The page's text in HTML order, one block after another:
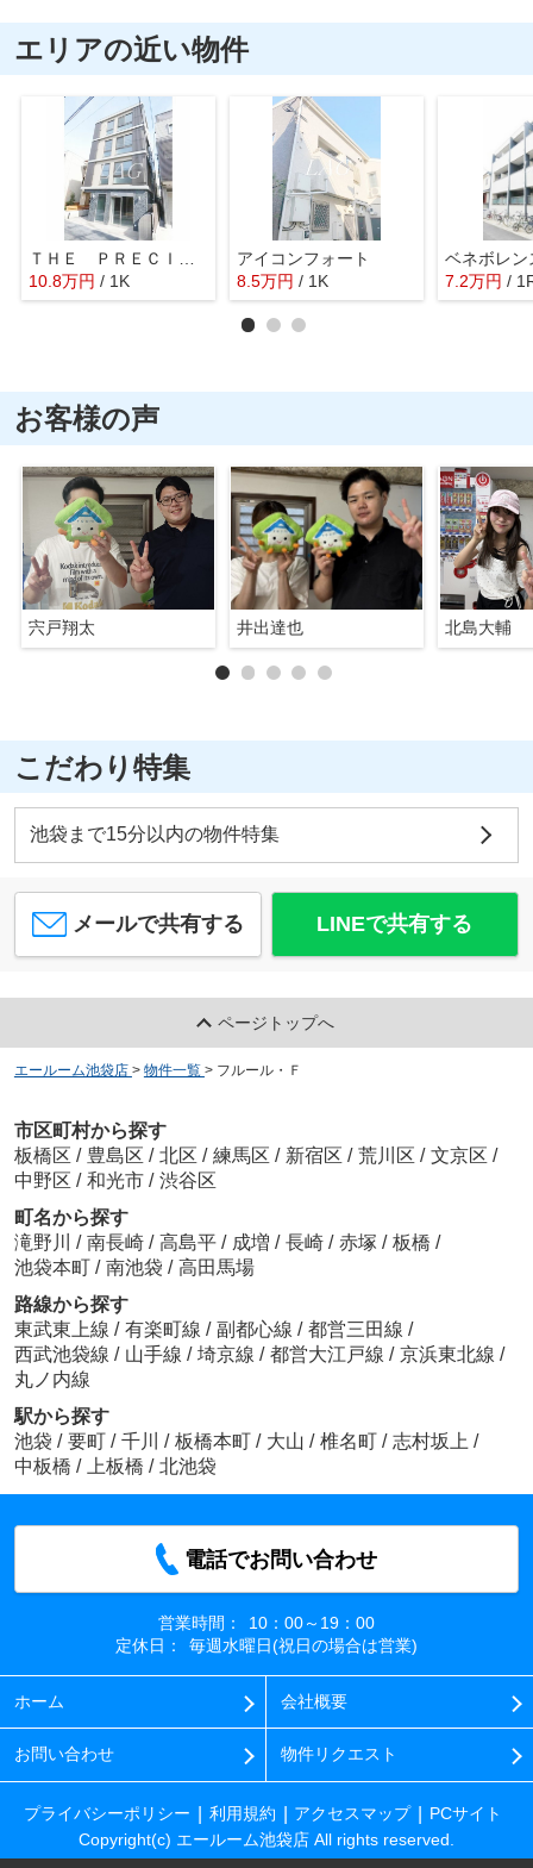
エリアの近い物件
10.8万円 / 1K
アイコンフォート
8.5万円 / 1K
ベネボレン
7.2万円 /
お客様の声
宍戸翔太 井出達也 北島大輔
こだわり特集
池袋まで15分以内の物件特集
メールで共有する LINEで共有する
ページトップへ
エールーム池袋店 > 物件一覧 > フルール・Ｆ
市区町村から探す
板橋区 / 豊島区 / 北区 / 練馬区 / 新宿区 / 荒川区 / 文京区 /
中野区 / 和光市 / 渋谷区
町名から探す
滝野川 / 南長崎 / 高島平 / 成増 / 長崎 / 赤塚 / 板橋 /
池袋本町 / 南池袋 / 高田馬場
路線から探す
東武東上線 / 有楽町線 / 副都心線 / 都営三田線 /
西武池袋線 / 山手線 / 埼京線 / 都営大江戸線 / 京浜東北線 /
丸ノ内線
駅から探す
池袋 / 要町 / 千川 / 板橋本町 / 大山 / 椎名町 / 志村坂上 /
中板橋 / 上板橋 / 北池袋
電話でお問い合わせ
営業時間：
10：00～19：00
定休日：
毎週水曜日(祝日の場合は営業)
ホーム 会社概要
お問い合わせ 物件リクエスト
プライバシーポリシー 利用規約 アクセスマップ
PCサイト
Copyright(c) エールーム池袋店 All rights reserved.